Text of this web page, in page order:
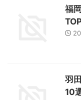
福
羽
10